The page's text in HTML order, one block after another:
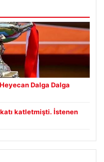
Dalga Dalga
katletmişti. İstenen